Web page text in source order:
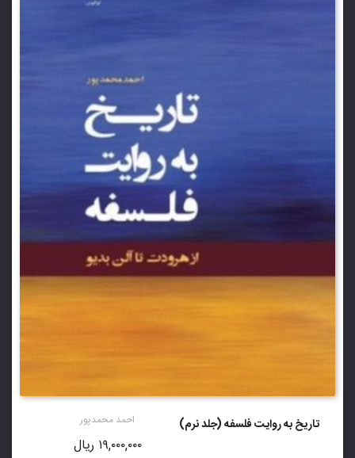
تاریخ به روایت فلسفه (جلد نرم) احمد محمدپور
۱۹,۰۰۰,۰۰۰ ریال